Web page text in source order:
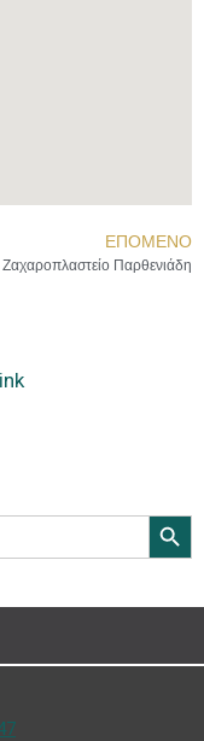
ΕΠΌΜΕΝΟ
Ζαχαροπλαστείο Παρθενιάδη
Search